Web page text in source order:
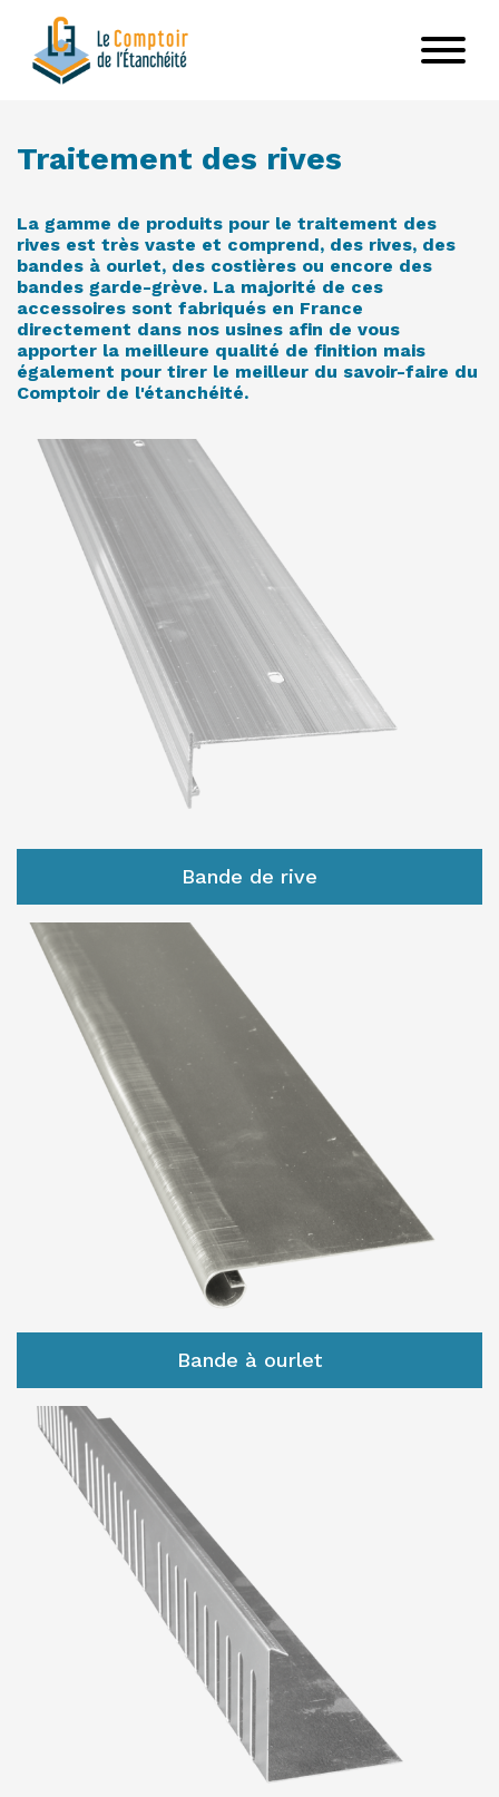
contenu
principal
Traitement des rives
La gamme de produits pour le traitement des
rives est très vaste et comprend, des rives, des
bandes à ourlet, des costières ou encore des
bandes garde-grève. La majorité de ces
accessoires sont fabriqués en France
directement dans nos usines afin de vous
apporter la meilleure qualité de finition mais
également pour tirer le meilleur du savoir-faire du
Comptoir de l'étanchéité.
Bande de rive
Bande à ourlet